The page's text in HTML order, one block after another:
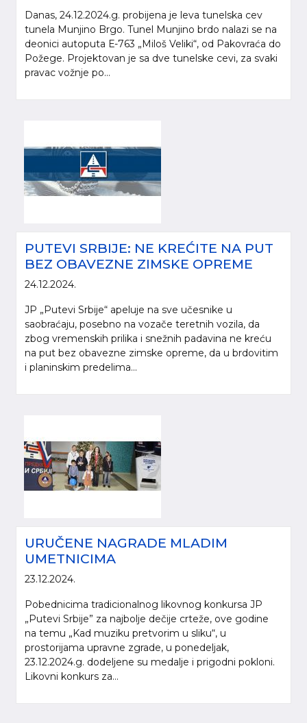
Danas, 24.12.2024.g. probijena je leva tunelska cev
tunela Munjino Brgo. Tunel Munjino brdo nalazi se na
deonici autoputa Е-763 „Miloš Veliki“, od Pakovraća do
Požege. Projektovan je sa dve tunelske cevi, za svaki
pravac vožnje po...
PUTEVI SRBIJE: NE KREĆITE NA PUT
BEZ OBAVEZNE ZIMSKE OPREME
24.12.2024.
JP „Putevi Srbije“ apeluje na sve učesnike u
saobraćaju, posebno na vozače teretnih vozila, da
zbog vremenskih prilika i snežnih padavina ne kreću
na put bez obavezne zimske opreme, da u brdovitim
i planinskim predelima...
URUČENE NAGRADE MLADIM
UMETNICIMA
23.12.2024.
Pobednicima tradicionalnog likovnog konkursa JP
„Putevi Srbije” za najbolje dečije crteže, ove godine
na temu „Kad muziku pretvorim u sliku“, u
prostorijama upravne zgrade, u ponedeljak,
23.12.2024.g. dodeljene su medalje i prigodni pokloni.
Likovni konkurs za...